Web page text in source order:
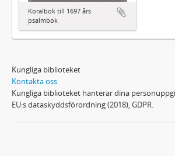
Koralbok till 1697 års
psalmbok
Kungliga biblioteket
Kontakta oss
Kungliga biblioteket hanterar dina
EU:s dataskyddsförordning (2018), GDPR.